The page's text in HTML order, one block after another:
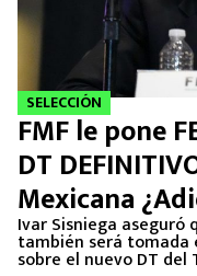
SELECCIÓN
FMF le pone
DT
Mexicana
Ivar Sisniega aseguró
también será tomada
sobre el nuevo DT del